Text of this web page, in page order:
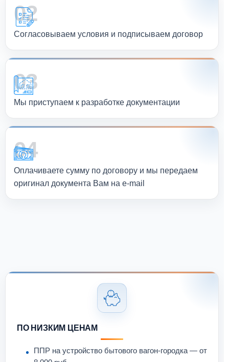
02
Согласовываем условия и подписываем договор
03
Мы приступаем к разработке документации
04
Оплачиваете сумму по договору и мы передаем
оригинал документа Вам на e-mail
ПО НИЗКИМ ЦЕНАМ
ППР на устройство бытового вагон-городка — от